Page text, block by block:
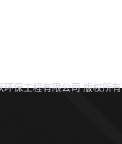
保工程有限公司 版权所有